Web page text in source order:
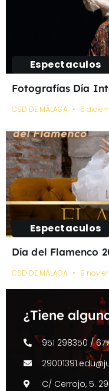
Espectaculos
Fotografías Día
CSD DE MÁLAGA 5
Espectaculos
Día del Flamenco
CSD DE MÁLAGA 9
¿Tiene
951 298350 /
C/ Cerrojo, 5.